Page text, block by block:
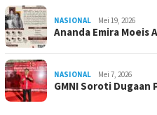
NASIONAL Mei 19, 2026
Ananda Emira Moeis
NASIONAL Mei 7, 2026
GMNI Soroti